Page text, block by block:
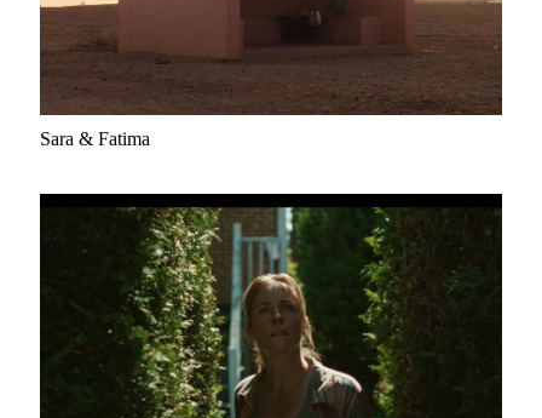
Sara & Fatima